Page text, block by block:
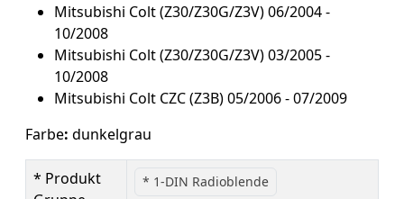
Mitsubishi Colt (Z30/Z30G/Z3V) 06/2004 -
10/2008
Mitsubishi Colt (Z30/Z30G/Z3V) 03/2005 -
10/2008
Mitsubishi Colt CZC (Z3B) 05/2006 - 07/2009
Farbe: dunkelgrau
* Produkt
* 1-DIN Radioblende